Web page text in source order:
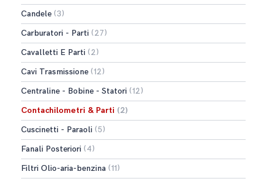
Candele (3)
Carburatori - Parti (27)
Cavalletti E Parti (2)
Cavi Trasmissione (12)
Centraline - Bobine - Statori (12)
Contachilometri & Parti (2)
Cuscinetti - Paraoli (5)
Fanali Posteriori (4)
Filtri Olio-aria-benzina (11)